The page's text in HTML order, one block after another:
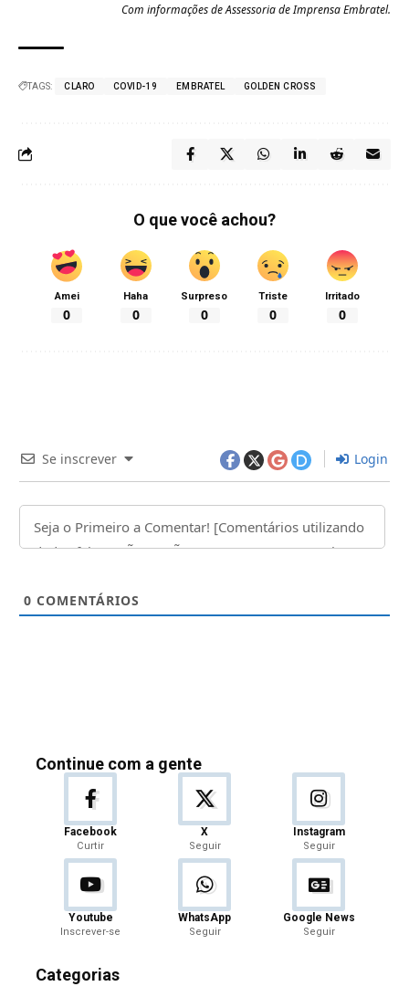
Com informações de Assessoria de Imprensa Embratel.
TAGS: CLARO COVID-19 EMBRATEL GOLDEN CROSS
O que você achou?
Amei
0
Haha
0
Surpreso
0
Triste
0
Irritado
0
Se inscrever Login
0 COMENTÁRIOS
Continue com a gente
Facebook
Curtir
X
Seguir
Instagram
Seguir
Youtube
Inscrever-se
WhatsApp
Seguir
Google News
Seguir
Categorias